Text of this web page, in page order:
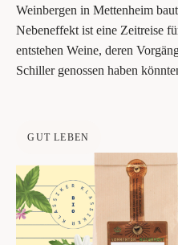
Wein­ber­gen in Met­ten­heim
Neben­ef­fekt ist eine Zeit­rei­se
ent­ste­hen Wei­ne, deren
Schil­ler genos­sen haben
GUT LEBEN